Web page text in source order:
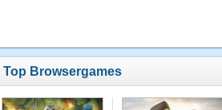
Top Browsergames